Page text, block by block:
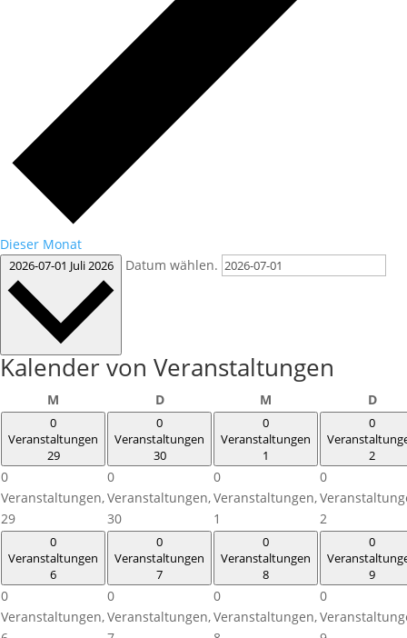
Dieser Monat
2026-07-01 Juli 2026 Datum wählen.
Kalender von Veranstaltungen
M DDienstag M D
0
Veranstaltungen
29
0
Veranstaltungen,
29
0
Veranstaltungen
30
0
Veranstaltungen,
30
0
Veranstaltungen
1
0
Veranstaltungen,
1
0
2
0
2
0
Veranstaltungen
6
0
Veranstaltungen,
0
Veranstaltungen
7
0
Veranstaltungen,
0
Veranstaltungen
8
0
Veranstaltungen,
0
9
0